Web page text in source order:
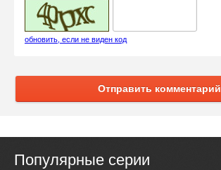
обновить, если не виден код
Отправить комментарий
Популярные серии